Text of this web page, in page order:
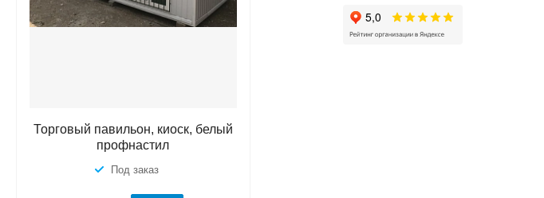
Торговый павильон, киоск, белый
профнастил
Под заказ